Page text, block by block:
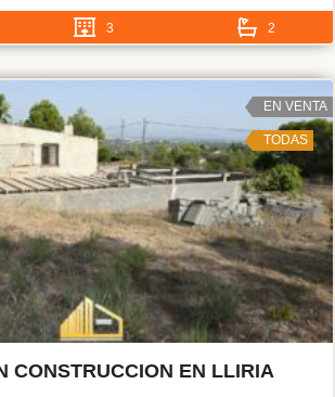
3 2
EN VENTA
TODAS
CONSTRUCCION EN LLIRIA